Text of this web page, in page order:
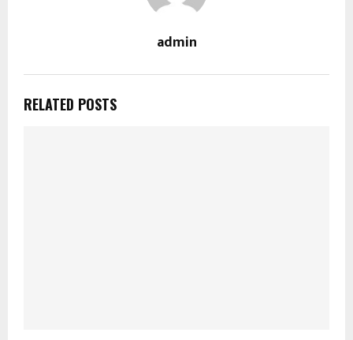
admin
RELATED POSTS